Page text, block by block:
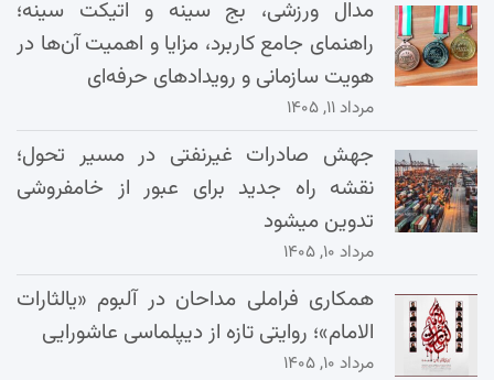
مدال ورزشی، بج سینه و اتیکت سینه؛
راهنمای جامع کاربرد، مزایا و اهمیت آن‌ها در
هویت سازمانی و رویدادهای حرفه‌ای
مرداد ۱۱, ۱۴۰۵
جهش صادرات غیرنفتی در مسیر تحول؛
نقشه راه جدید برای عبور از خامفروشی
تدوین میشود
مرداد ۱۰, ۱۴۰۵
همکاری فراملی مداحان در آلبوم «یالثارات
الامام»؛ روایتی تازه از دیپلماسی عاشورایی
مرداد ۱۰, ۱۴۰۵